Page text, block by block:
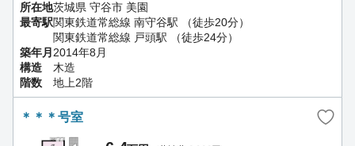
所在地茨城県 守谷市 美園
最寄駅関東鉄道常総線 南守谷駅 （徒歩20分）
関東鉄道常総線 戸頭駅 （徒歩24分）
築年月 2014年8月
構造
木造
階数
地上2階
＊＊＊号室